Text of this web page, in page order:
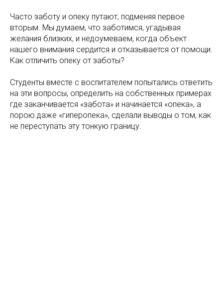
Часто заботу и опеку путают, подменяя первое
вторым. Мы думаем, что заботимся, угадывая
желания близких, и недоумеваем, когда объект
нашего внимания сердится и отказывается от помощи.
Как отличить опеку от заботы?
Студенты вместе с воспитателем попытались ответить
на эти вопросы, определить на собственных примерах
где заканчивается «забота» и начинается «опека», а
порою даже «гиперопека», сделали выводы о том, как
не переступать эту тонкую границу.